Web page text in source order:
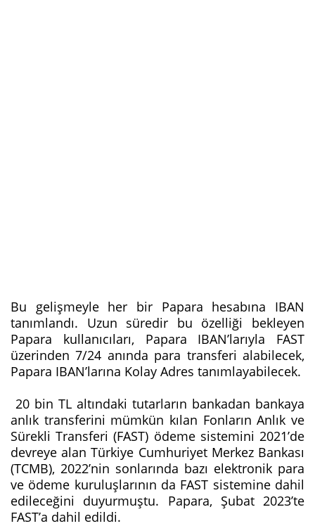
Bu gelişmeyle her bir Papara hesabına IBAN
tanımlandı. Uzun süredir bu özelliği bekleyen
Papara kullanıcıları, Papara IBAN’larıyla FAST
üzerinden 7/24 anında para transferi alabilecek,
Papara IBAN’larına Kolay Adres tanımlayabilecek.
20 bin TL altındaki tutarların bankadan bankaya
anlık transferini mümkün kılan Fonların Anlık ve
Sürekli Transferi (FAST) ödeme sistemini 2021’de
devreye alan Türkiye Cumhuriyet Merkez Bankası
(TCMB), 2022’nin sonlarında bazı elektronik para
ve ödeme kuruluşlarının da FAST sistemine dahil
edileceğini duyurmuştu. Papara, Şubat 2023’te
FAST’a dahil edildi.